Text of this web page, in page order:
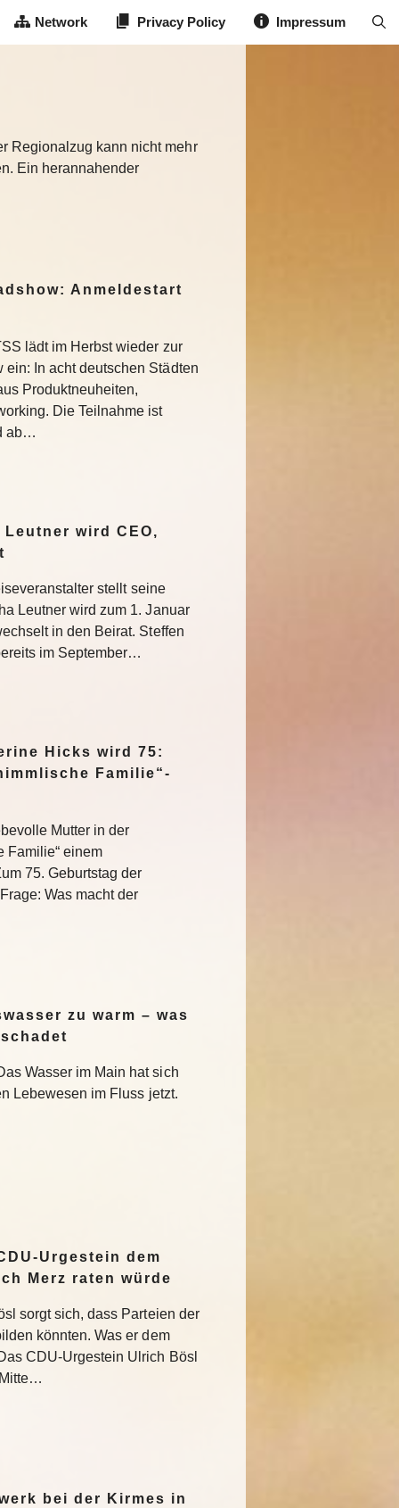
Network Privacy Policy Impressum
Regionalzug kann nicht mehr
Ein herannahender
Anmeldestart
lädt im Herbst wieder zur
In acht deutschen Städten
Produktneuheiten,
Die Teilnahme ist
ab…
wird CEO,
stellt seine
Leutner wird zum 1. Januar
in den Beirat. Steffen
im September…
Hicks wird 75:
Familie“-
Mutter in der
Familie“ einem
75. Geburtstag der
Was macht der
zu warm – was
Wasser im Main hat sich
Lebewesen im Fluss jetzt.
Urgestein dem
Merz raten würde
sorgt sich, dass Parteien der
könnten. Was er dem
CDU-Urgestein Ulrich Bösl
bei der Kirmes in